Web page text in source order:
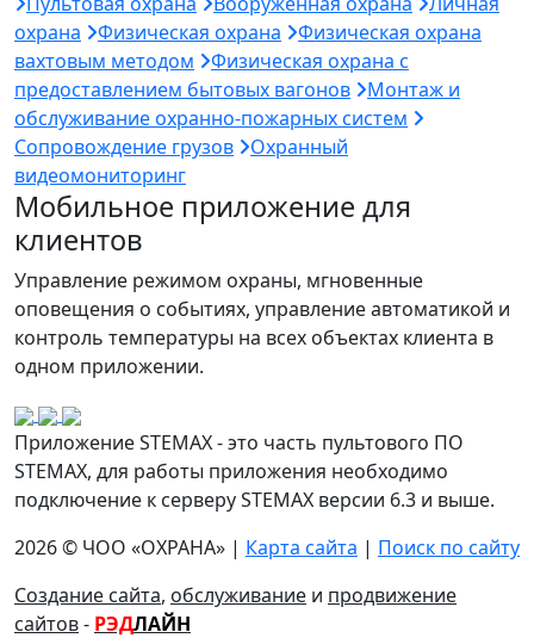
охрана
Физическая охрана
Физическая охрана
вахтовым методом
Физическая охрана с
предоставлением бытовых вагонов
Монтаж и
обслуживание охранно-пожарных систем
Сопровождение грузов
Охранный
видеомониторинг
Мобильное приложение для
клиентов
Управление режимом охраны, мгновенные
оповещения о событиях, управление автоматикой и
контроль температуры на всех объектах клиента в
одном приложении.
Приложение STEMAX - это часть пультового ПО
STEMAX, для работы приложения необходимо
подключение к серверу STEMAX версии 6.3 и выше.
2026 © ЧОО «ОХРАНА» | Карта сайта | Поиск по сайту
Создание сайта, обслуживание и продвижение
сайтов- РЭДЛАЙН